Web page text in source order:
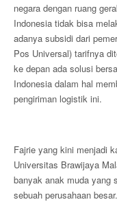
negara dengan ruang
Indonesia tidak bisa
adanya subsidi dari
Pos Universal) tarifnya
ke depan ada solusi
Indonesia dalam hal
pengiriman logistik ini.
Fajrie yang kini menjadi
Universitas Brawijaya
banyak anak muda yang
sebuah perusahaan